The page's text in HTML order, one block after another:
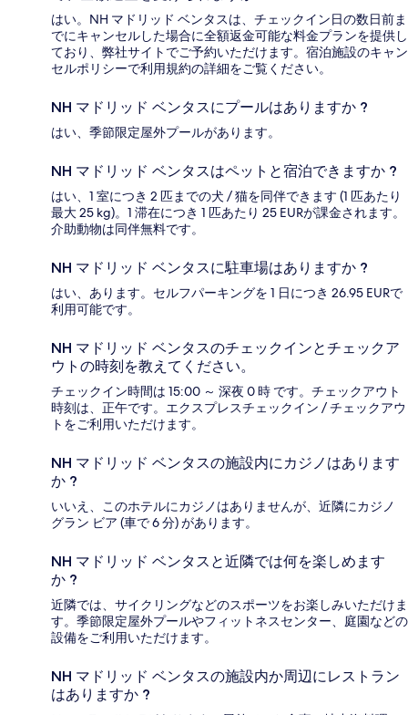
はい。NH マドリッド ベンタスは、チェックイン日の数日前ま
でにキャンセルした場合に全額返金可能な料金プランを提供し
ており、弊社サイトでご予約いただけます。宿泊施設のキャン
セルポリシーで利用規約の詳細をご覧ください。
NH マドリッド ベンタスにプールはありますか ?
はい、季節限定屋外プールがあります。
NH マドリッド ベンタスはペットと宿泊できますか ?
はい、1 室につき 2 匹までの犬 / 猫を同伴できます (1 匹あたり
最大 25 kg)。1 滞在につき 1 匹あたり 25 EURが課金されます。
介助動物は同伴無料です。
NH マドリッド ベンタスに駐車場はありますか ?
はい、あります。セルフパーキングを 1 日につき 26.95 EURで
利用可能です。
NH マドリッド ベンタスのチェックインとチェックア
ウトの時刻を教えてください。
チェックイン時間は 15:00 ～ 深夜 0 時 です。チェックアウト
時刻は、正午です。エクスプレスチェックイン / チェックアウ
トをご利用いただけます。
NH マドリッド ベンタスの施設内にカジノはあります
か ?
いいえ、このホテルにカジノはありませんが、近隣にカジノ
グラン ビア (車で 6 分) があります。
NH マドリッド ベンタスと近隣では何を楽しめます
か ?
近隣では、サイクリングなどのスポーツをお楽しみいただけま
す。季節限定屋外プールやフィットネスセンター、庭園などの
設備をご利用いただけます。
NH マドリッド ベンタスの施設内か周辺にレストラン
はありますか ?